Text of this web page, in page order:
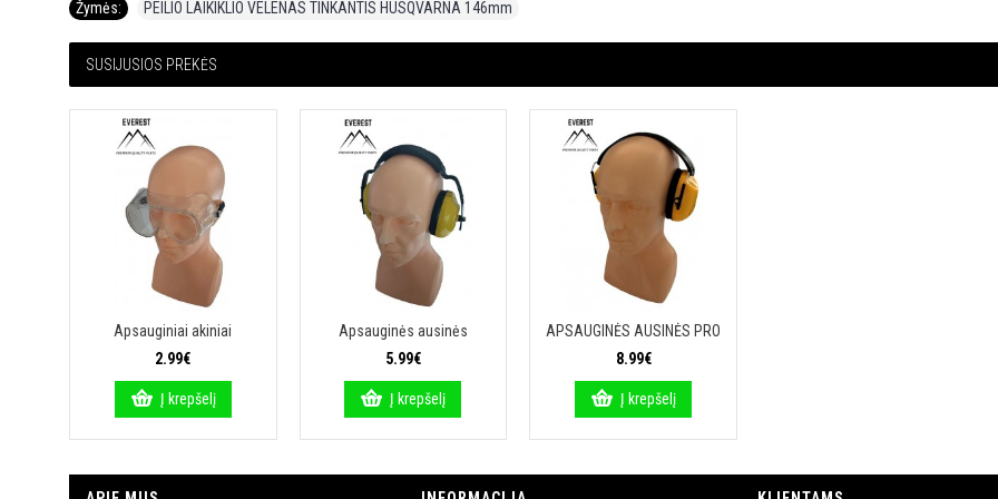
Žymės: PEILIO LAIKIKLIO VELENAS TINKANTIS HUSQVARNA 146mm
SUSIJUSIOS PREKĖS
Apsauginiai akiniai
2.99€
Į krepšelį
Apsauginės ausinės
5.99€
Į krepšelį
APSAUGINĖS AUSINĖS PRO
8.99€
Į krepšelį